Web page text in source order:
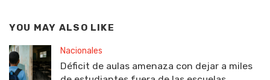
YOU MAY ALSO LIKE
Nacionales
Déficit de aulas amenaza con dejar a miles